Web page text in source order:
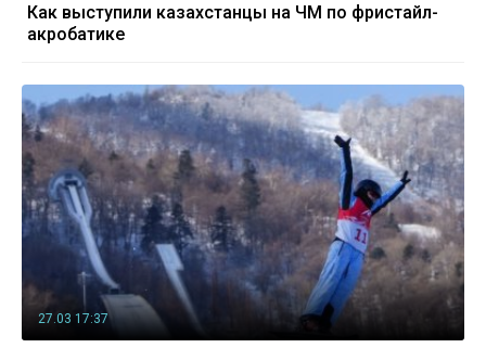
Как выступили казахстанцы на ЧМ по фристайл-
акробатике
27.03 17:37